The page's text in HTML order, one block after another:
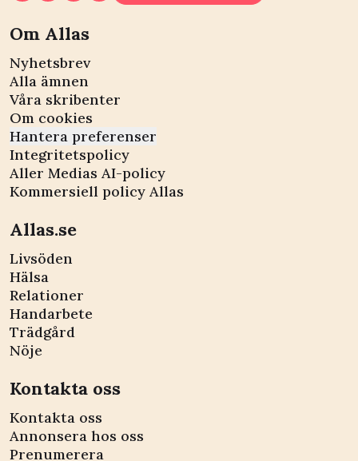
Om Allas
Nyhetsbrev
Alla ämnen
Våra skribenter
Om cookies
Hantera preferenser
Integritetspolicy
Aller Medias AI-policy
Kommersiell policy Allas
Allas.se
Livsöden
Hälsa
Relationer
Handarbete
Trädgård
Nöje
Kontakta oss
Kontakta oss
Annonsera hos oss
Prenumerera